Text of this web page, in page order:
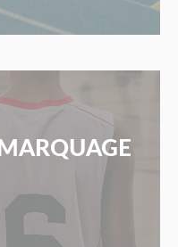
MARQUAGE